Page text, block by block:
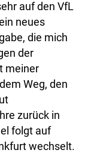
auf den VfL
neues
die mich
der
meiner
Weg, den
zurück in
folgt auf
wechselt.